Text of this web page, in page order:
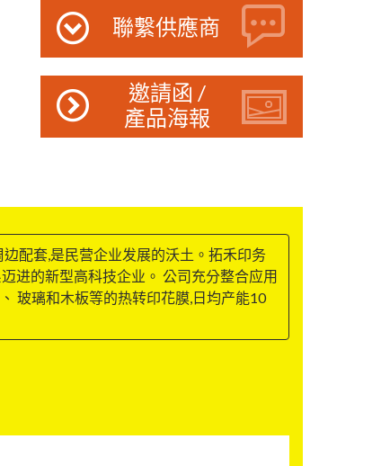
聯繫供應商
邀請函 /
產品海報
配套,是民营企业发展的沃土。拓禾印务
进的新型高科技企业。 公司充分整合应用
玻璃和木板等的热转印花膜,日均产能10